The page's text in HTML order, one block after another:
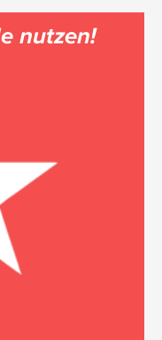
nutzen!